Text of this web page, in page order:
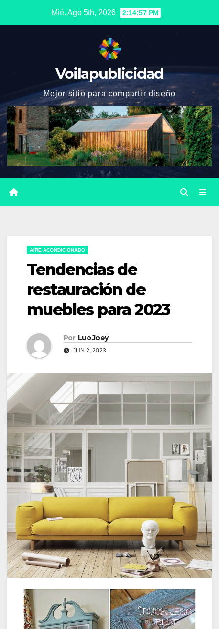
Mié. Ago 5th, 2026 2:14:58 PM
Voilapublicidad
Mejor sitio para compartir diseño
AIRE ACONDICIONADO
Tendencias de
restauración de
muebles para 2023
Por Luo Joey
JUN 2, 2023